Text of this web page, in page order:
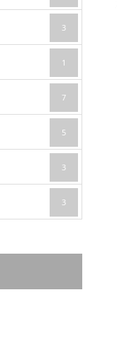
3
1
7
5
3
3